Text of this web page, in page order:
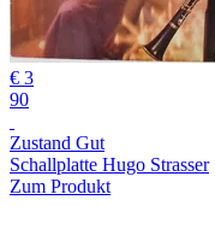
€ 3
90
Zustand Gut
Schallplatte Hugo Strasser
Zum Produkt